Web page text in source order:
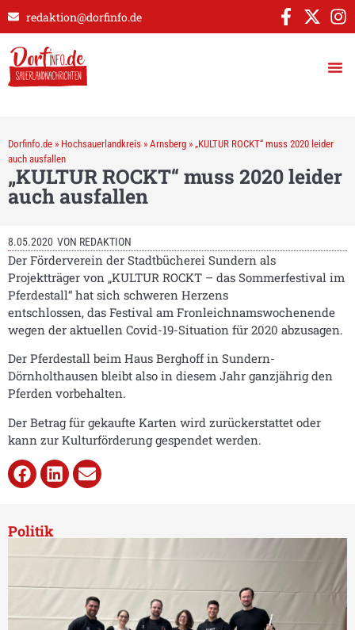
redaktion@dorfinfo.de
Dorfinfo.de » Hochsauerlandkreis » Arnsberg » „KULTUR ROCKT“ muss 2020 leider
auch ausfallen
„KULTUR ROCKT“ muss 2020 leider
auch ausfallen
8.05.2020 VON REDAKTION
Der Förderverein der Stadtbücherei Sundern als
Projektträger von „KULTUR ROCKT – das Sommerfestival im
Pferdestall“ hat sich schweren Herzens
entschlossen, das Festival am Fronleichnamswochenende
wegen der aktuellen Covid-19-Situation für 2020 abzusagen.
Der Pferdestall beim Haus Berghoff in Sundern-
Dörnholthausen bleibt also in diesem Jahr ganzjährig den
Pferden vorbehalten.
Der Betrag für gekaufte Karten wird zurückerstattet oder
kann zur Kulturförderung gespendet werden.
Politik